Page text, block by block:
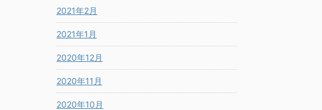
2021年2月
2021年1月
2020年12月
2020年11月
2020年10月